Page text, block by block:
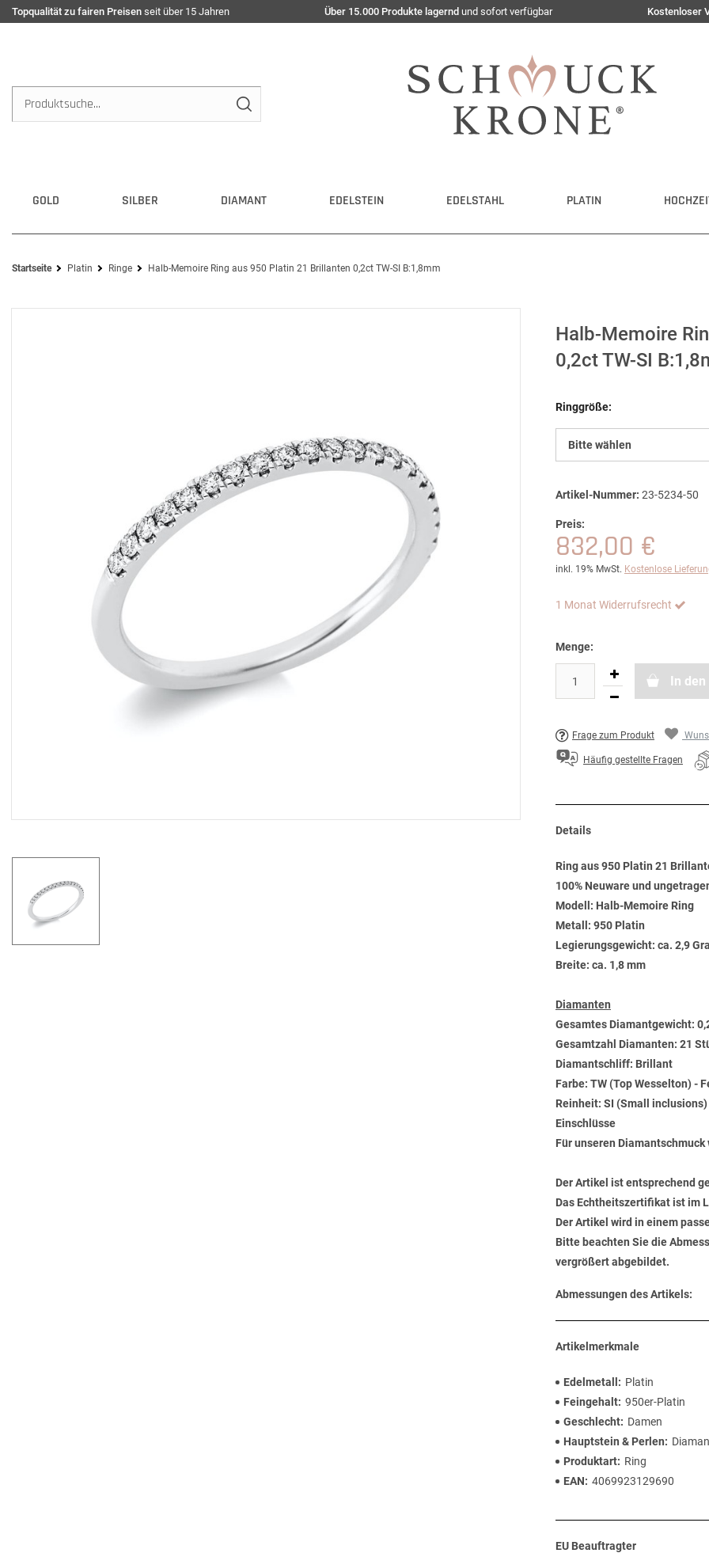
Topqualität zu fairen Preisen seit über 15 Jahren Über 15.000 Produkte lagernd und sofort verfügbar Kostenloser
GOLD SILBER DIAMANT EDELSTEIN EDELSTAHL PLATIN
Startseite Platin Ringe Halb-Memoire Ring aus 950 Platin 21 Brillanten 0,2ct TW-SI B:1,8mm
Halb-Memoire
0,2ct TW-SI
Ringgröße:
Bitte wählen
Artikel-Nummer: 23-5234-50
Preis:
832,00 €
inkl. 19% MwSt. Kostenlose
1 Monat Widerrufsrecht
Menge:
In
Frage zum Produkt
Häufig gestellte Fragen
Details
Ring aus 950 Platin 21
100% Neuware und
Modell: Halb-Memoire Ring
Metall: 950 Platin
Legierungsgewicht: ca. 2,9
Breite: ca. 1,8 mm
Diamanten
Gesamtes Diamantgewicht:
Gesamtzahl Diamanten: 21
Diamantschliff: Brillant
Farbe: TW (Top Wesselton) -
Reinheit: SI (Small
Einschlüsse
Für unseren
Der Artikel ist entsprechend
Das Echtheitszertifikat ist im
Der Artikel wird in einem
Bitte beachten Sie die
vergrößert abgebildet.
Abmessungen des Artikels:
Artikelmerkmale
Edelmetall
Platin
Feingehalt 950er-Platin
Geschlecht
Damen
Hauptstein & Perlen
Produktart
Ring
EAN
4069923129690
EU Beauftragter